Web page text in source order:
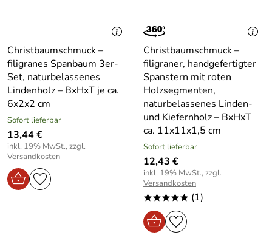
Christbaumschmuck –
filigranes Spanbaum 3er-
Set, naturbelassenes
Lindenholz – BxHxT je ca.
6x2x2 cm
Sofort lieferbar
13,44 €
inkl. 19% MwSt., zzgl.
Versandkosten
Christbaumschmuck –
filigraner, handgefertigter
Spanstern mit roten
Holzsegmenten,
naturbelassenes Linden-
und Kiefernholz – BxHxT
ca. 11x11x1,5 cm
Sofort lieferbar
12,43 €
inkl. 19% MwSt., zzgl.
Versandkosten
***** (1)